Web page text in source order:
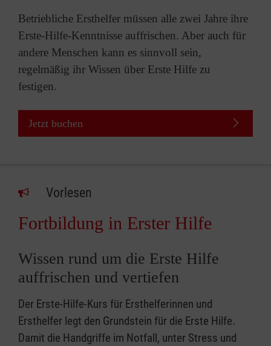
Betriebliche Ersthelfer müssen alle zwei Jahre ihre
Erste-Hilfe-Kenntnisse auffrischen. Aber auch für
andere Menschen kann es sinnvoll sein,
regelmäßig ihr Wissen über Erste Hilfe zu
festigen.
Jetzt buchen
Vorlesen
Fortbildung in Erster Hilfe
Wissen rund um die Erste Hilfe
auffrischen und vertiefen
Der Erste-Hilfe-Kurs für Ersthelferinnen und
Ersthelfer legt den Grundstein für die Erste Hilfe.
Damit die Handgriffe im Notfall, unter Stress und